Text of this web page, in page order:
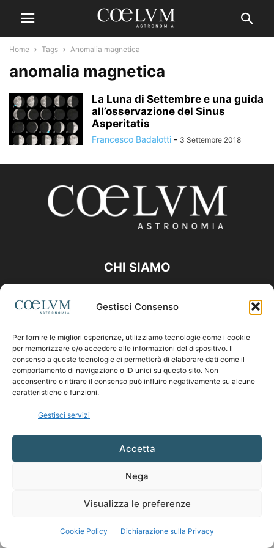
Gestisci Consenso
Per fornire le migliori esperienze, utilizziamo tecnologie come i cookie
per memorizzare e/o accedere alle informazioni del dispositivo. Il
consenso a queste tecnologie ci permetterà di elaborare dati come il
comportamento di navigazione o ID unici su questo sito. Non
acconsentire o ritirare il consenso può influire negativamente su alcune
caratteristiche e funzioni.
Gestisci servizi
Accetta
Nega
Visualizza le preferenze
Cookie Policy Dichiarazione sulla Privacy
Home Tags Anomalia magnetica
anomalia magnetica
La Luna di Settembre e una guida
all’osservazione del Sinus
Asperitatis
Francesco Badalotti - 3 Settembre 2018
CHI SIAMO
Contattaci:coelumastro@coelum.com
SEGUICI